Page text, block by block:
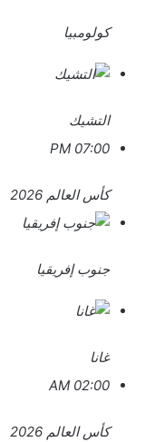
كولومبيا
التشيك
07:00 PM
كأس العالم 2026
جنوب إفريقيا
غانا
02:00 AM
كأس العالم 2026